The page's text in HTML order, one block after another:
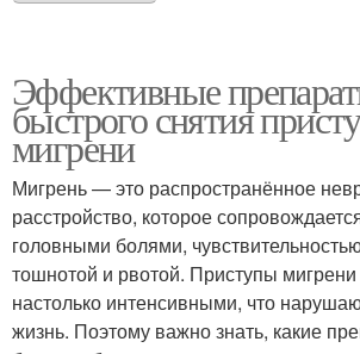
Эффективные
быстрого снятия
мигрени
Мигрень — это распространённое
расстройство, которое
головными болями, чувствительностью
тошнотой и рвотой. Приступы мигрени
настолько интенсивными, что
жизнь. Поэтому важно знать, какие